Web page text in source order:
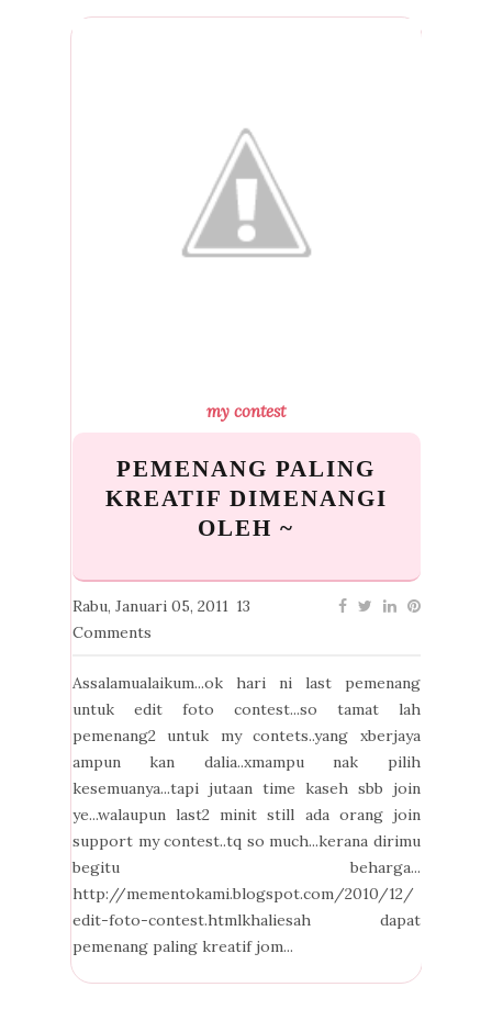
my contest
PEMENANG PALING
KREATIF DIMENANGI
OLEH ~
Rabu, Januari 05, 2011 13
Comments
Assalamualaikum...ok hari ni last pemenang
untuk edit foto contest...so tamat lah
pemenang2 untuk my contets..yang xberjaya
ampun kan dalia..xmampu nak pilih
kesemuanya...tapi jutaan time kaseh sbb join
ye...walaupun last2 minit still ada orang join
support my contest..tq so much...kerana dirimu
begitu beharga...
http://mementokami.blogspot.com/2010/12/
edit-foto-contest.htmlkhaliesah dapat
pemenang paling kreatif jom...